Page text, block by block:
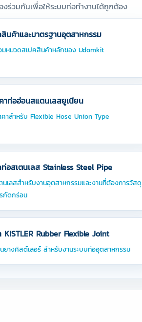
วมกันเพื่อให้ระบบท่อทำงานได้ถูกต้อง
นค้าและมาตรฐานอุตสาหกรรม
มหมวดสเปคสินค้าหลักของ Udomkit
าท่ออ่อนสแตนเลสยูเนียน
คาสำหรับ Flexible Hose Union Type
อสเตนเลส Stainless Steel Pipe
นเลสสำหรับงานอุตสาหกรรมและงานที่ต้องการวัสดุ
กัดกร่อน
KISTLER Rubber Flexible Joint
ยางคิสต์เลอร์ สำหรับงานระบบท่ออุตสาหกรรม